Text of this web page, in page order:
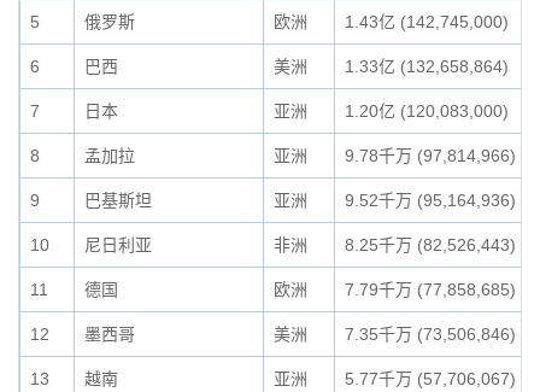
5 俄罗斯 欧洲 1.43亿 (142,745,000)
6 巴西 美洲 1.33亿 (132,658,864)
7 日本 亚洲 1.20亿 (120,083,000)
8 孟加拉 亚洲 9.78千万 (97,814,966)
9 巴基斯坦 亚洲 9.52千万 (95,164,936)
10 尼日利亚 非洲 8.25千万 (82,526,443)
11 德国 欧洲 7.79千万 (77,858,685)
12 墨西哥 美洲 7.35千万 (73,506,846)
13 越南 亚洲 5.77千万 (57,706,067)